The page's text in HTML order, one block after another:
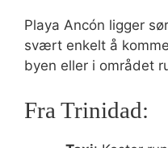
Playa Ancón ligger
svært enkelt å
byen eller i området
Fra Trinidad: